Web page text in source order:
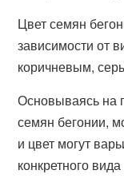
Цвет семян
зависимости от
коричневым,
Основываясь на
семян бегонии,
и цвет могут
конкретного